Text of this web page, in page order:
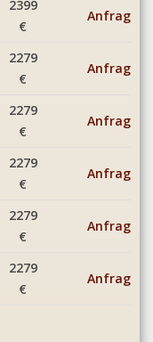
2399
€
Anfrage
2279
€
Anfrage
2279
€
Anfrage
2279
€
Anfrage
2279
€
Anfrage
2279
€
Anfrage